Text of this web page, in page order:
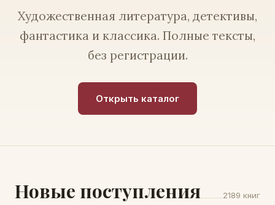
Художественная литература, детективы,
фантастика и классика. Полные тексты,
без регистрации.
Открыть каталог
Новые поступления 2189 книг